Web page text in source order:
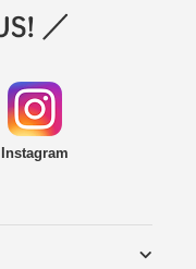
Instagram